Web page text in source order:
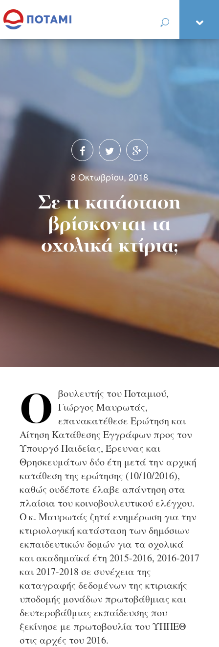
8 Οκτωβρίου, 2018
Σε τι κατάσταση
βρίσκονται τα
σχολικά κτίρια;
Ο βουλευτής του Ποταμιού,
Γιώργος Μαυρωτάς,
επανακατέθεσε Ερώτηση και
Αίτηση Κατάθεσης Εγγράφων προς τον
Υπουργό Παιδείας, Έρευνας και
Θρησκευμάτων δύο έτη μετά την αρχική
κατάθεση της ερώτησης (10/10/2016),
καθώς ουδέποτε έλαβε απάντηση στα
πλαίσια του κοινοβουλευτικού ελέγχου.
Ο κ. Μαυρωτάς ζητά ενημέρωση για την
κτιριολογική κατάσταση των δημόσιων
εκπαιδευτικών δομών για τα σχολικά
και ακαδημαϊκά έτη 2015-2016, 2016-2017
και 2017-2018 σε συνέχεια της
καταγραφής δεδομένων της κτιριακής
υποδομής μονάδων πρωτοβάθμιας και
δευτεροβάθμιας εκπαίδευσης που
ξεκίνησε με πρωτοβουλία του ΥΠΠΕΘ
στις αρχές του 2016.